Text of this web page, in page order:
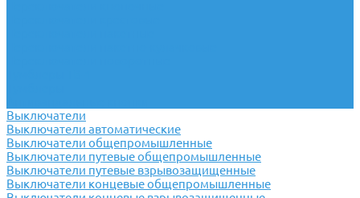
Выключатели
Выключатели автоматические
Выключатели общепромышленные
Выключатели путевые общепромышленные
Выключатели путевые взрывозащищенные
Выключатели концевые общепромышленные